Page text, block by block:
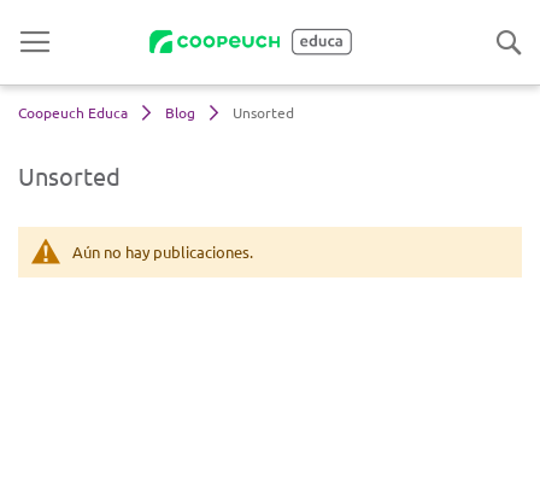
Coopeuch Educa Blog Unsorted
Unsorted
Aún no hay publicaciones.